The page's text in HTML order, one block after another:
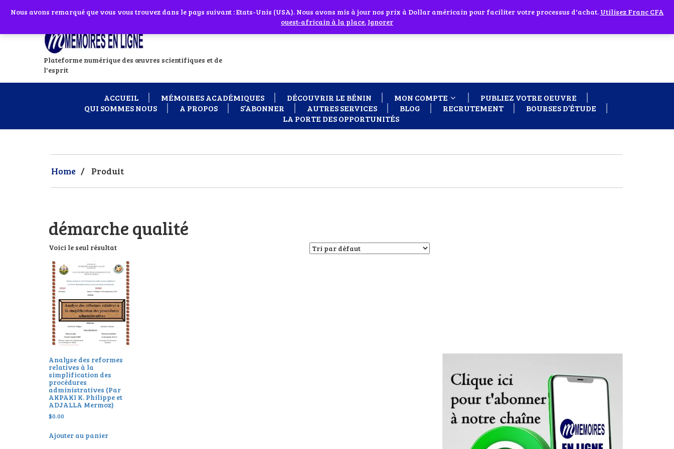
Abonnes toi à notre chaîne WhatsApp en cliquant sur l'icône en face
Plateforme numérique des œuvres scientifiques et de
l'esprit
ACCUEIL MÉMOIRES ACADÉMIQUES DÉCOUVRIR LE BÉNIN MON COMPTE
PUBLIEZ VOTRE OEUVRE
QUI SOMMES NOUS
A PROPOS S’ABONNER AUTRES SERVICES BLOG RECRUTEMENT
BOURSES D’ÉTUDE
LA PORTE DES OPPORTUNITÉS
Home / Produit
démarche qualité
Voici le seul résultat
Analyse des reformes
relatives à la
simplification des
procédures
administratives (Par
AKPAKI K. Philippe et
ADJALLA Mermoz)
$0.00
Ajouter au panier
Si vous avez besoin d'assistance Contactez-nous par WhatsApp au +229 01 95 33 60 26 Ignorer
Nous avons remarqué que vous vous trouvez dans le pays suivant : Etats-Unis (USA). Nous avons mis à jour nos prix à Dollar américain pour faciliter votre processus d'achat. Utilisez Franc CFA
ouest-africain à la place. Ignorer